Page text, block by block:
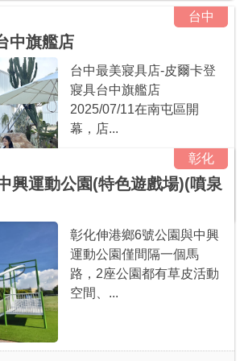
台中
中旗艦店
台中最美寢具店-皮爾卡登
寢具台中旗艦店
2025/07/11在南屯區開
幕，店...
彰化
興運動公園(特色遊戲場)(噴泉
彰化伸港鄉6號公園與中興
運動公園僅間隔一個馬
路，2座公園都有草皮活動
空間、...